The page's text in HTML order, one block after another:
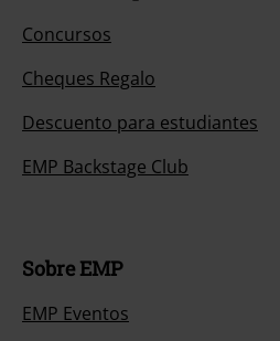
Concursos
Cheques Regalo
Descuento para estudiantes
EMP Backstage Club
Sobre EMP
EMP Eventos